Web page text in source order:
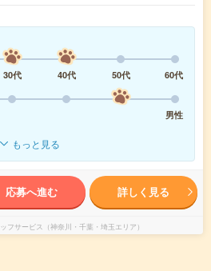
30代 40代 50代
60代
男性
もっと見る
応募へ進む 詳しく見る
フサービス（神奈川・千葉・埼玉エリア）